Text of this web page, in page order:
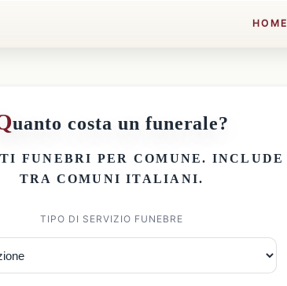
HOME
uanto costa un funerale?
FUNEBRI PER COMUNE. INCLUDE
TRA COMUNI ITALIANI.
TIPO DI SERVIZIO FUNEBRE